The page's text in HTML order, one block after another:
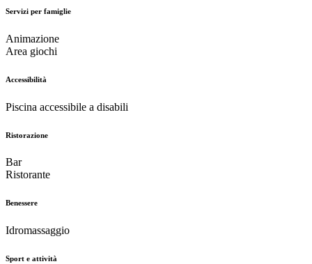
Servizi per famiglie
Animazione
Area giochi
Accessibilità
Piscina accessibile a disabili
Ristorazione
Bar
Ristorante
Benessere
Idromassaggio
Sport e attività